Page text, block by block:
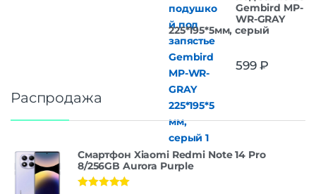
Gembird MP-
WR-GRAY
225*195*5мм, серый
599₽
Распродажа
Смартфон Xiaomi Redmi Note 14 Pro
8/256GB Aurora Purple